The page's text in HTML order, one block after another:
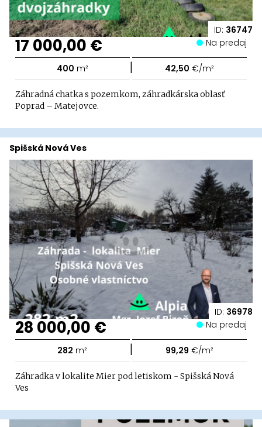
ID: 36747
17 000,00 € Na predaj
400 m² | 42,50 €/m²
Záhradná chatka s pozemkom, záhradkárska oblasť
Poprad – Matejovce.
ID: 36978
Spišská Nová Ves
28 000,00 € Na predaj
282 m² | 99,29 €/m²
Záhradka v lokalite Mier pod letiskom - Spišská Nová
Ves